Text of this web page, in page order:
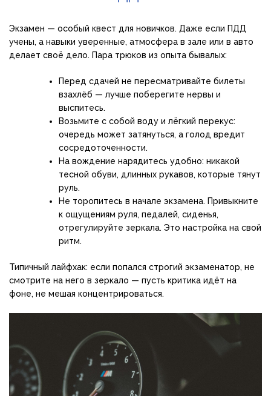
Экзамен — особый квест для новичков. Даже если ПДД
учены, а навыки уверенные, атмосфера в зале или в авто
делает своё дело. Пара трюков из опыта бывалых:
Перед сдачей не пересматривайте билеты
взахлёб — лучше поберегите нервы и
выспитесь.
Возьмите с собой воду и лёгкий перекус:
очередь может затянуться, а голод вредит
сосредоточенности.
На вождение нарядитесь удобно: никакой
тесной обуви, длинных рукавов, которые тянут
руль.
Не торопитесь в начале экзамена. Привыкните
к ощущениям руля, педалей, сиденья,
отрегулируйте зеркала. Это настройка на свой
ритм.
Типичный лайфхак: если попался строгий экзаменатор, не
смотрите на него в зеркало — пусть критика идёт на
фоне, не мешая концентрироваться.